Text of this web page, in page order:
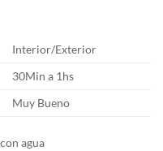
Interior/Exterior
30Min a 1hs
Muy Bueno
agua